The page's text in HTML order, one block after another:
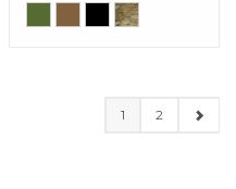
1 2